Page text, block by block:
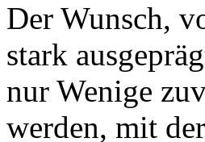
Der Wunsch,
stark
nur Wenige
werden, mit